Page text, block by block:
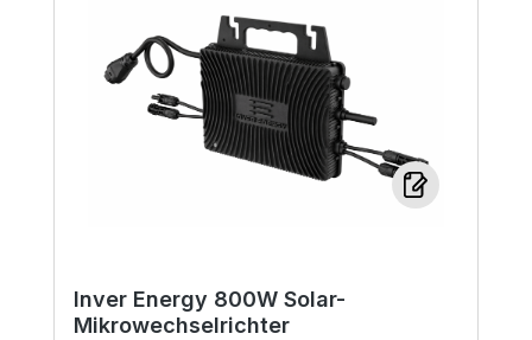
Inver Energy 800W Solar-
Mikrowechselrichter